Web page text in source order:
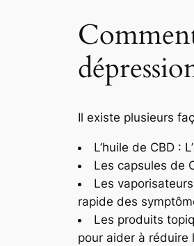
Il existe plusieurs
L’huile de CBD :
Les capsules de
Les
rapide des
Les produits
pour aider à réduire